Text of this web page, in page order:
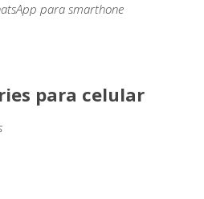
para smarthone
para celular